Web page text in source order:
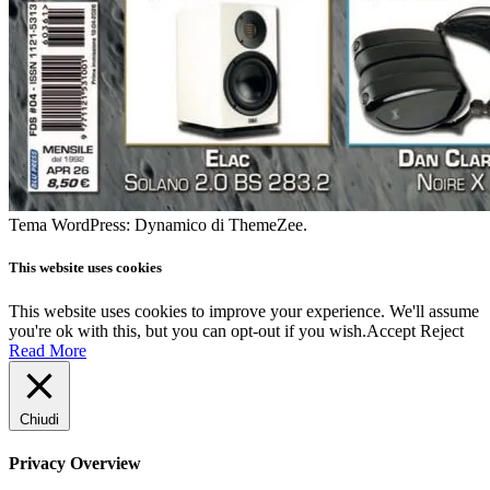
Tema WordPress: Dynamico di ThemeZee.
This website uses cookies
This website uses cookies to improve your experience. We'll assume
you're ok with this, but you can opt-out if you wish.Accept Reject
Read More
Chiudi
Privacy Overview